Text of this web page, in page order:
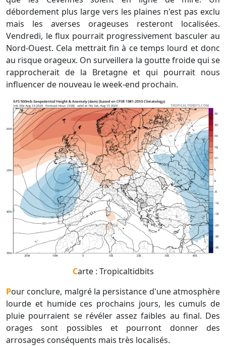
débordement plus large vers les plaines n'est pas exclu
mais les averses orageuses resteront localisées.
Vendredi, le flux pourrait progressivement basculer au
Nord-Ouest. Cela mettrait fin à ce temps lourd et donc
au risque orageux. On surveillera la goutte froide qui se
rapprocherait de la Bretagne et qui pourrait nous
influencer de nouveau le week-end prochain.
Carte : Tropicaltidbits
Pour conclure, malgré la persistance d'une atmosphère
lourde et humide ces prochains jours, les cumuls de
pluie pourraient se révéler assez faibles au final. Des
orages sont possibles et pourront donner des
arrosages conséquents mais très localisés.